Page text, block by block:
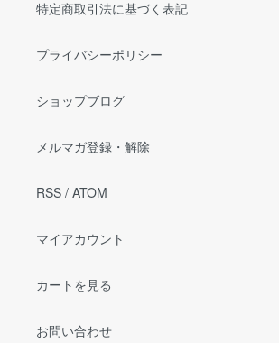
特定商取引法に基づく表記
プライバシーポリシー
ショップブログ
メルマガ登録・解除
RSS / ATOM
マイアカウント
カートを見る
お問い合わせ